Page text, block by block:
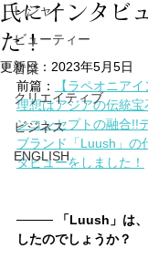
レジャー
ビューティー
音楽
クリエイティブ
ビジネス
ENGLISH
氏にインタビ
た！
更新日： 2023年5月5日
前篇：
【ラペオニア
理想はアジアの伝統
ンコンセプトの融合!!
ブランド「Luush」の
タビューをしました！
────
「Luush」は
したのでしょうか？